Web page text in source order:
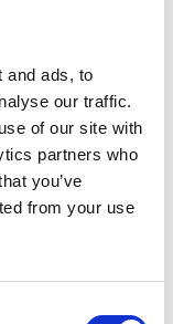
and ads, to
our traffic.
of our site with
partners who
you’ve
from your use
vitryggiga
sina sista
häckat här.
att få se någon
en vårvandring
med fyra
hackspett,
kan